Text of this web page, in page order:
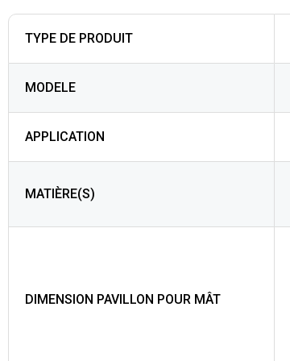
TYPE DE PRODUIT
MODELE
APPLICATION
MATIÈRE(S)
DIMENSION PAVILLON POUR MÂT